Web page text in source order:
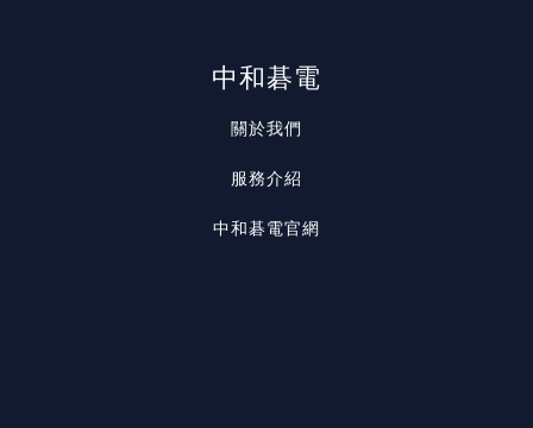
中和碁電
關於我們
服務介紹
中和碁電官網